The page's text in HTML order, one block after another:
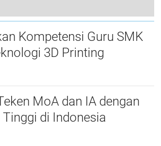
Dirinya sebagai Imam Mahdi
Kompetensi Guru SMK
3D Printing
MoA dan IA dengan
di Indonesia